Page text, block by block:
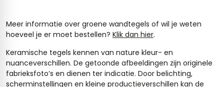
Meer informatie over groene wandtegels of wil je weten
hoeveel je er moet bestellen? Klik dan hier.
Keramische tegels kennen van nature kleur- en
nuanceverschillen. De getoonde afbeeldingen zijn originele
fabrieksfoto’s en dienen ter indicatie. Door belichting,
scherminstellingen en kleine productieverschillen kan de